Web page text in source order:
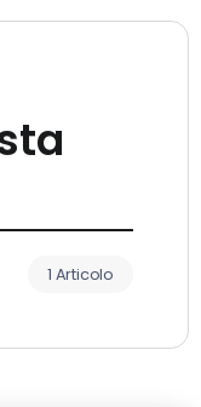
1 Articolo